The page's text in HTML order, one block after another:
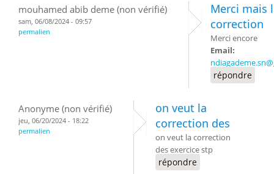
mouhamed abib deme (non vérifié)
sam, 06/08/2024 - 09:57
permalien
Merci mais
correction
Merci encore
Email:
répondre
Anonyme (non vérifié)
jeu, 06/20/2024 - 18:22
permalien
on veut la
correction des
on veut la correction
des exercice stp
répondre